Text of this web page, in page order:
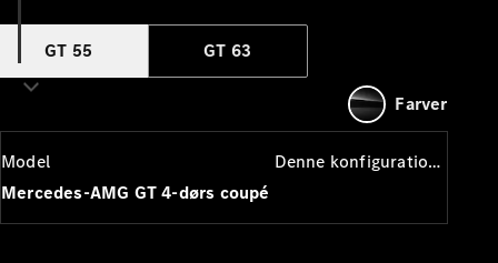
Alle modeller
Sedan
GT 55 GT 63
Farver
Model
Mercedes-AMG GT 4-dørs coupé
Denne konfiguration til